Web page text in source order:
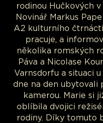
rodinou Hučkových
Novinář Markus
A2 kulturního
pracuje, a
několika romských
Páva a Nicolase
Varnsdorfu a situaci
dne na den ubytovali
kamerou. Marie si
oblíbila dvojici
rodiny. Díky tomuto